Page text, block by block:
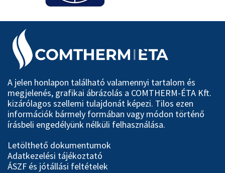
A jelen honlapon található valamennyi tartalom és
megjelenés, grafikai ábrázolás a COMTHERM-ÉTA Kft.
kizárólagos szellemi tulajdonát képezi. Tilos ezen
információk bármely formában vagy módon történő
írásbeli engedélyünk nélküli felhasználása.
Letölthető dokumentumok
Adatkezelési tájékoztató
ÁSZF és jótállási feltételek